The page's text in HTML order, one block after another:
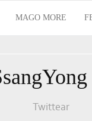
MAGO MORE
Twittear